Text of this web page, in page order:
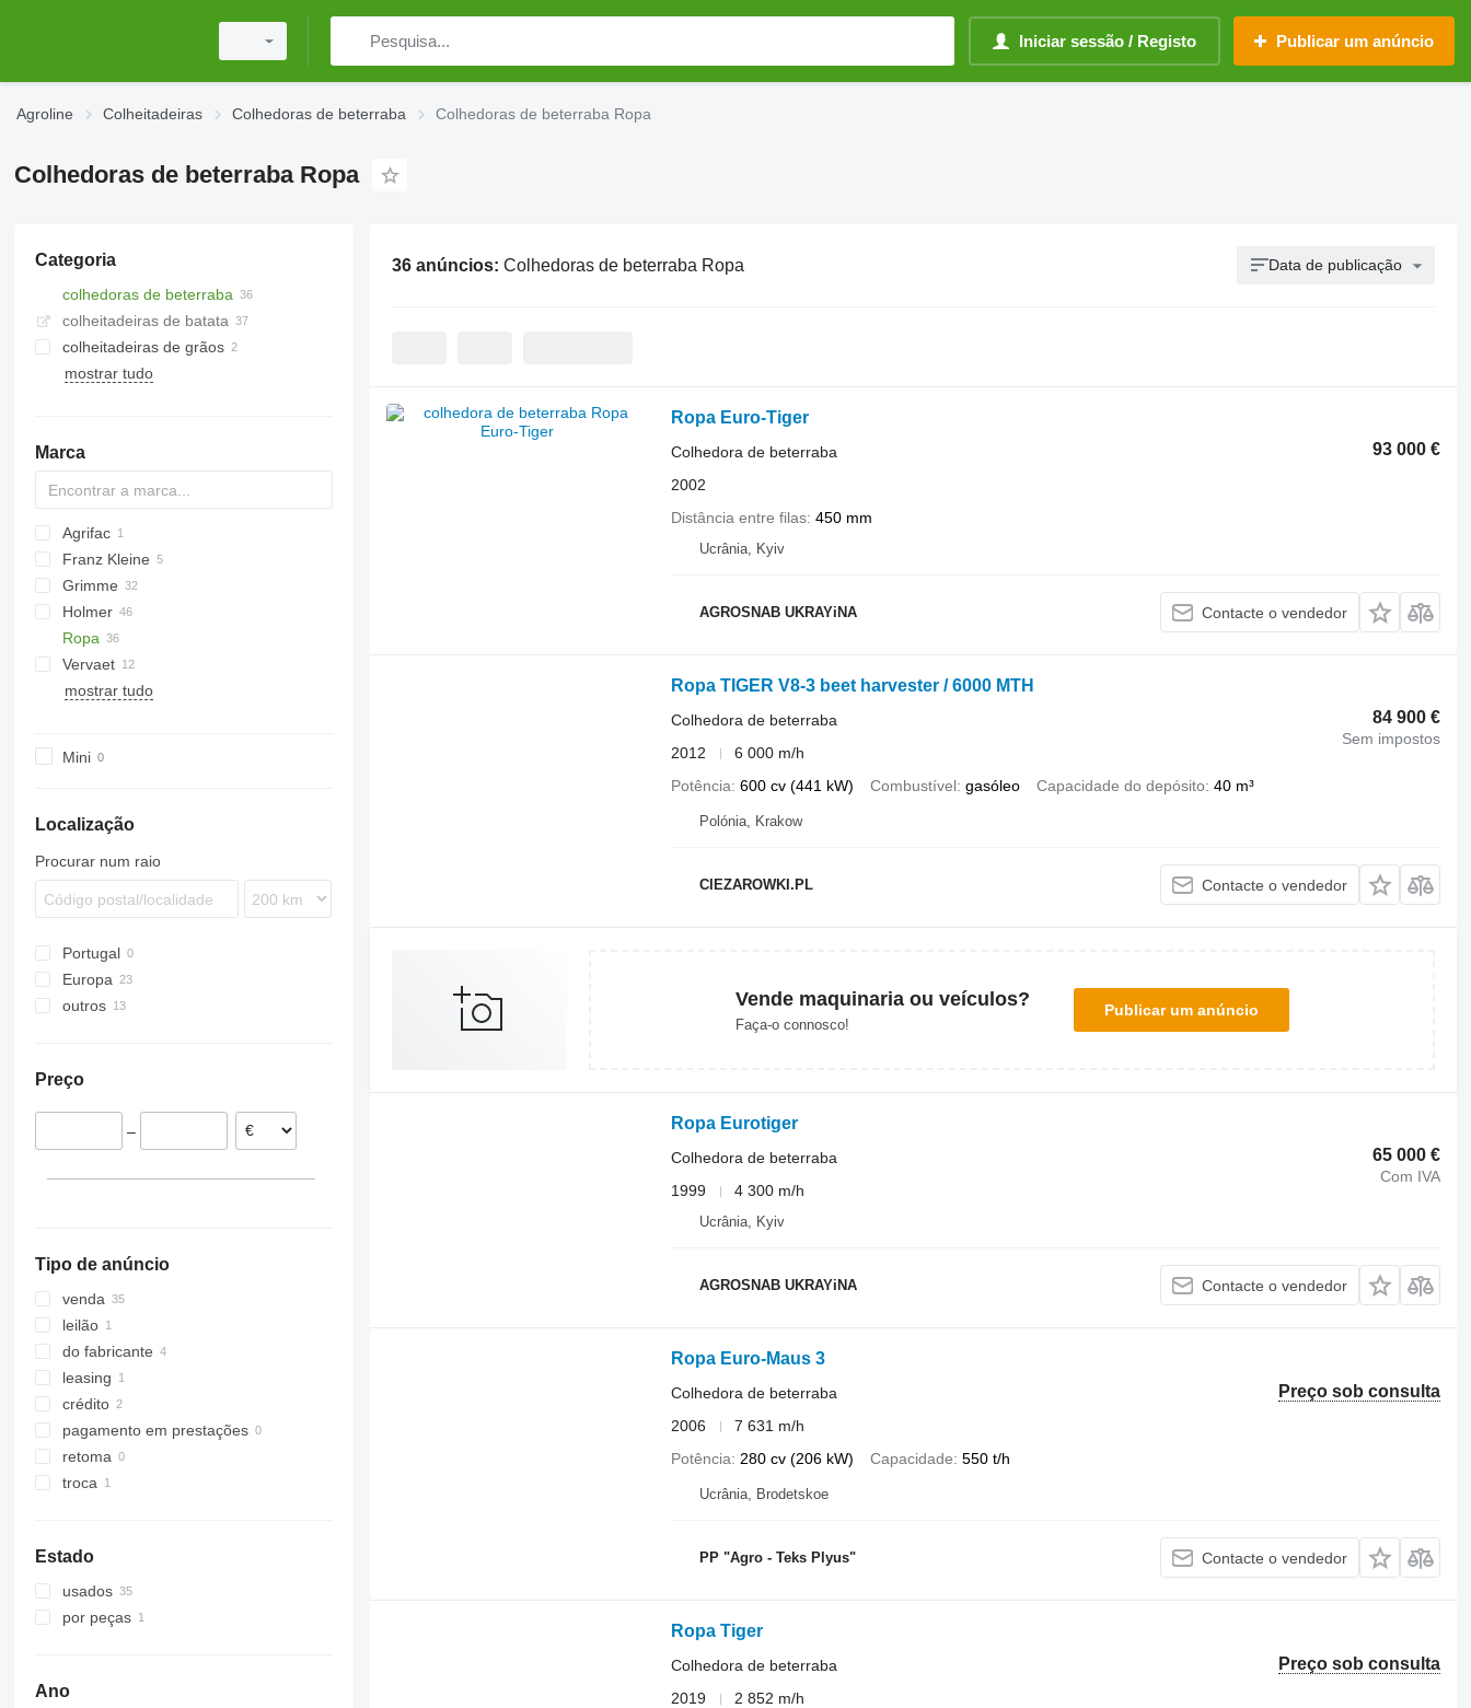
Iniciar sessão / Registo Publicar um anúncio
Agroline Colheitadeiras Colhedoras de beterraba Colhedoras de beterraba Ropa
Colhedoras de beterraba Ropa
Categoria
colhedoras de beterraba
colheitadeiras de batata
colheitadeiras de grãos
mostrar tudo
Marca
Agrifac
Franz Kleine
RL
SF
Grimme
EVO
MAXTRON
REXOR
Holmer
TV
Terra
Ropa
Maus
Panther
V-series
Vervaet
617
mostrar tudo
Mini
Localização
Procurar num raio
Portugal
Europa
Alemanha
Hungria
Roménia
outros
Preço
–
Tipo de anúncio
venda
leilão
do fabricante
leasing
crédito
pagamento em prestações
retoma
troca
Estado
usados
por peças
Ano
36 anúncios: Colhedoras de beterraba Ropa Data de publicação
Ropa Euro-Tiger
93 000 €
Colhedora de beterraba
2002
Distância entre filas 450 mm
Ucrânia, Kyiv
AGROSNAB UKRAYiNA Contacte o vendedor
Ropa TIGER V8-3 beet harvester / 6000 MTH
84 900 €
Sem impostos
Colhedora de beterraba
2012
6 000 m/h
Potência 600 cv (441 kW) Combustível gasóleo Capacidade do depósito 40 m³
Polónia, Krakow
CIEZAROWKI.PL Contacte o vendedor
Vende maquinaria ou veículos?
Faça-o connosco!
Publicar um anúncio
Ropa Eurotiger
65 000 €
Com IVA
Colhedora de beterraba
1999
4 300 m/h
Ucrânia, Kyiv
AGROSNAB UKRAYiNA Contacte o vendedor
Ropa Euro-Maus 3
Preço sob consulta
Colhedora de beterraba
2006
7 631 m/h
Potência
280 cv (206 kW) Capacidade 550 t/h
Ucrânia, Brodetskoe
PP "Agro - Teks Plyus" Contacte o vendedor
Ropa Tiger
Preço sob consulta
Colhedora de beterraba
2019
2 852 m/h